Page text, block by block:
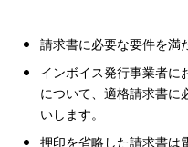
請求書に必要な要件を満
インボイス発行事業者に
について、適格請求書に
いします。
押印を省略した請求書は